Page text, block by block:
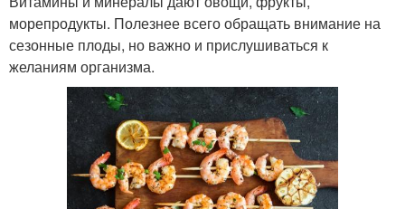
морепродукты. Полезнее всего обращать внимание на
сезонные плоды, но важно и прислушиваться к
желаниям организма.